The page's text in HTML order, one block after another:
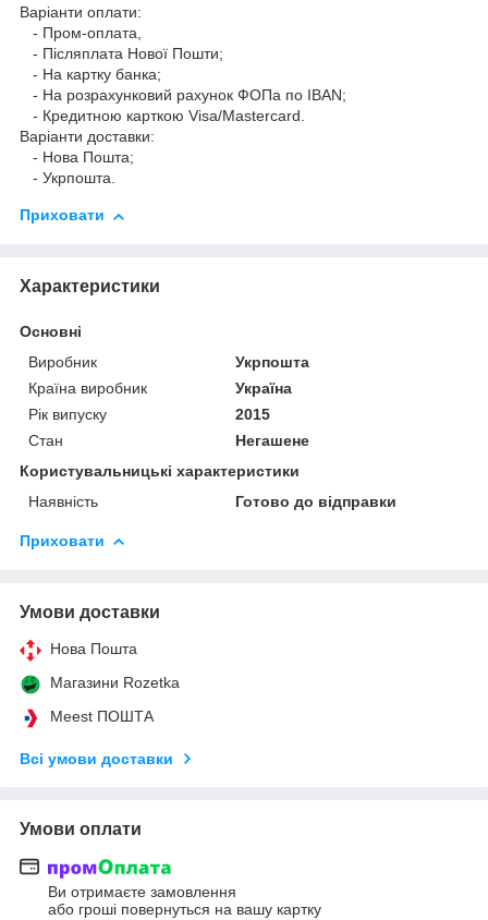
Варіанти оплати:
- Пром-оплата,
- Післяплата Нової Пошти;
- На картку банка;
- На розрахунковий рахунок ФОПа по IBAN;
- Кредитною карткою Visa/Mastercard.
Варіанти доставки:
- Нова Пошта;
- Укрпошта.
Приховати
Характеристики
Основні
Виробник
Укрпошта
Країна виробник
Україна
Рік випуску
2015
Стан
Негашене
Користувальницькі характеристики
Наявність
Готово до відправки
Приховати
Умови доставки
Нова Пошта
Магазини Rozetka
Meest ПОШТА
Всі умови доставки
Умови оплати
Ви отримаєте замовлення
або гроші повернуться на вашу картку